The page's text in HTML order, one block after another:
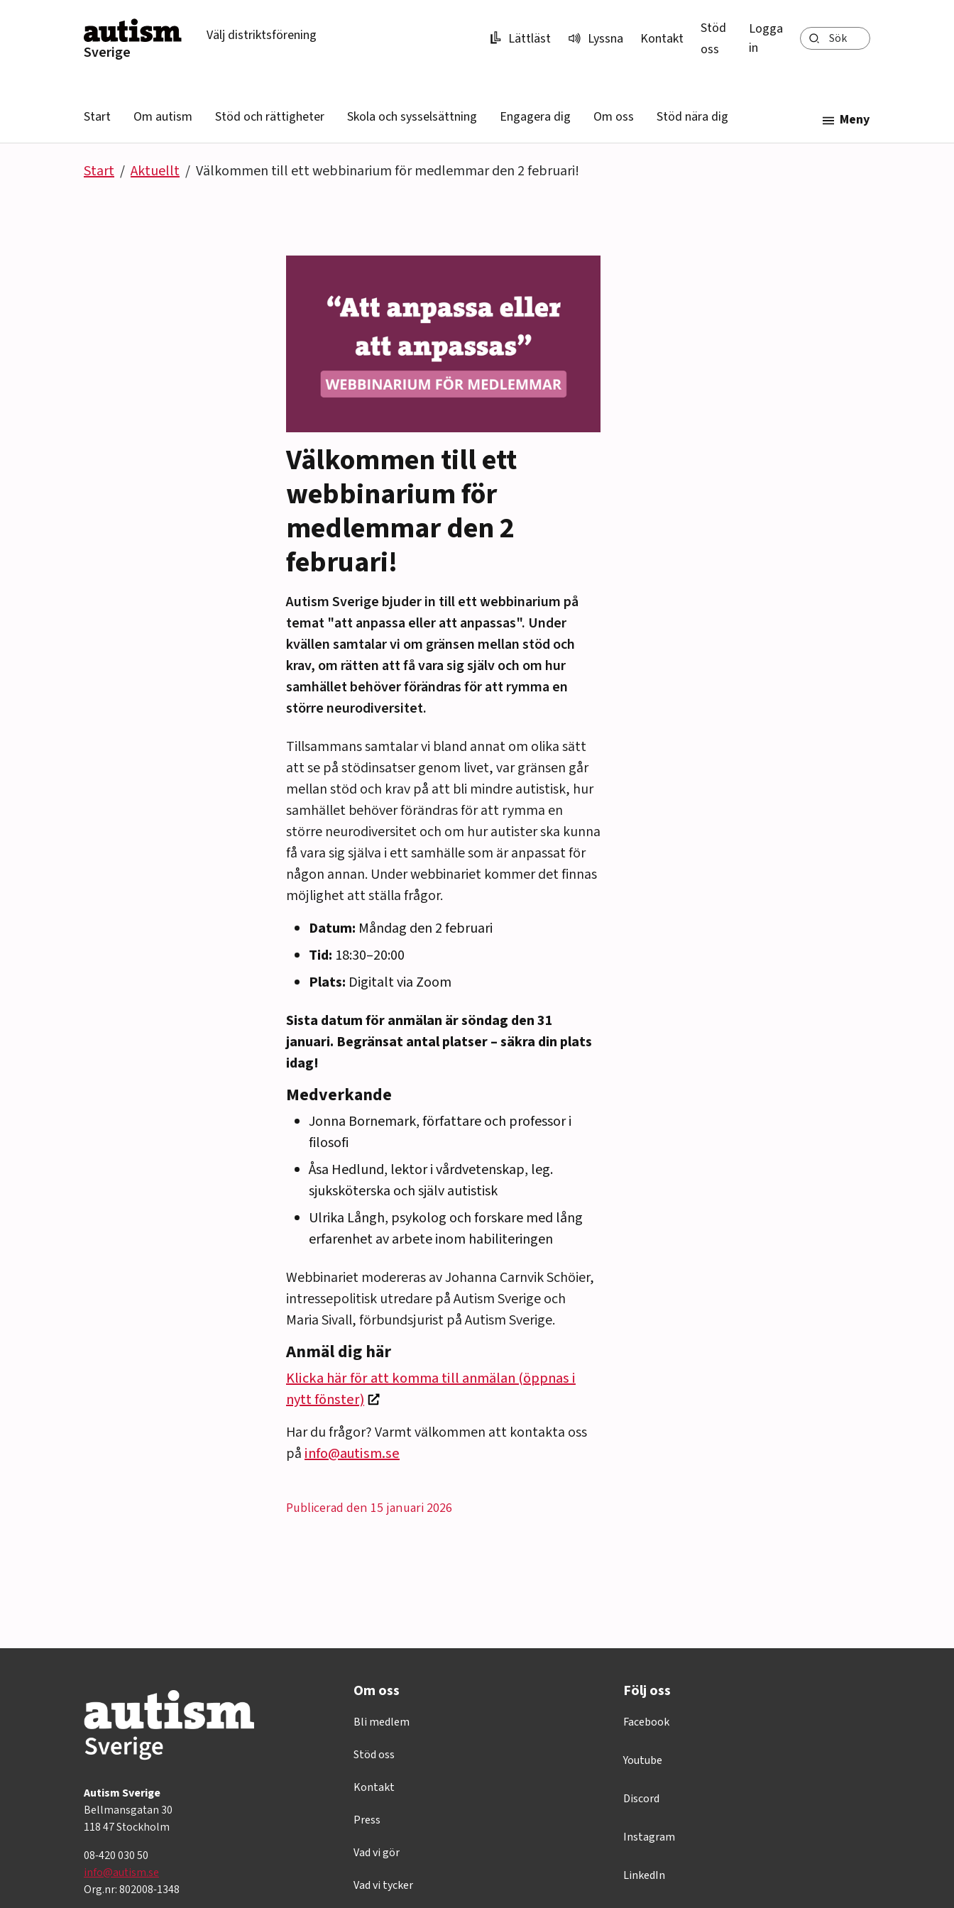
Sverige
Välj distriktsförening Lättläst Lyssna Kontakt
Stöd
oss
Logga
in
Sök
Start Om autism Stöd och rättigheter Skola och sysselsättning Engagera dig Om oss Stöd nära dig Meny
Start Aktuellt Välkommen till ett webbinarium för medlemmar den 2 februari!
Välkommen till ett
webbinarium för
medlemmar den 2
februari!
Autism Sverige bjuder in till ett webbinarium på
temat "att anpassa eller att anpassas". Under
kvällen samtalar vi om gränsen mellan stöd och
krav, om rätten att få vara sig själv och om hur
samhället behöver förändras för att rymma en
större neurodiversitet.
Tillsammans samtalar vi bland annat om olika sätt
att se på stödinsatser genom livet, var gränsen går
mellan stöd och krav på att bli mindre autistisk, hur
samhället behöver förändras för att rymma en
större neurodiversitet och om hur autister ska kunna
få vara sig själva i ett samhälle som är anpassat för
någon annan. Under webbinariet kommer det finnas
möjlighet att ställa frågor.
Datum: Måndag den 2 februari
Tid: 18:30–20:00
Plats: Digitalt via Zoom
Sista datum för anmälan är söndag den 31
januari. Begränsat antal platser – säkra din plats
idag!
Medverkande
Jonna Bornemark, författare och professor i
filosofi
Åsa Hedlund, lektor i vårdvetenskap, leg.
sjuksköterska och själv autistisk
Ulrika Långh, psykolog och forskare med lång
erfarenhet av arbete inom habiliteringen
Webbinariet modereras av Johanna Carnvik Schöier,
intressepolitisk utredare på Autism Sverige och
Maria Sivall, förbundsjurist på Autism Sverige.
Anmäl dig här
Klicka här för att komma till anmälan (öppnas i
nytt fönster)
Har du frågor? Varmt välkommen att kontakta oss
påinfo@autism.se
Publicerad den 15 januari 2026
Autism Sverige
Bellmansgatan 30
118 47 Stockholm
08-420 030 50
info@autism.se
Org.nr: 802008-1348
Om oss
Bli medlem
Stöd oss
Kontakt
Press
Vad vi gör
Vad vi tycker
Följ oss
Facebook
Youtube
Discord
Instagram
LinkedIn